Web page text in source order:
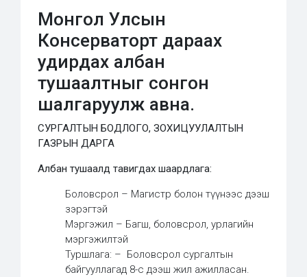
Монгол Улсын
Консерваторт дараах
удирдах албан
тушаалтныг сонгон
шалгаруулж авна.
СУРГАЛТЫН БОДЛОГО, ЗОХИЦУУЛАЛТЫН
ГАЗРЫН ДАРГА
Албан тушаалд тавигдах шаардлага:
Боловсрол – Магистр болон түүнээс дээш
зэрэгтэй
Мэргэжил – Багш, боловсрол, урлагийн
мэргэжилтэй
Туршлага: – Боловсрол сургалтын
байгууллагад 8-с дээш жил ажилласан.